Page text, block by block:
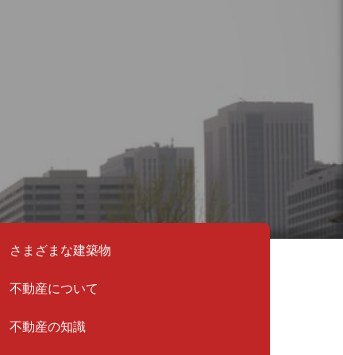
さまざまな建築物
不動産について
不動産の知識